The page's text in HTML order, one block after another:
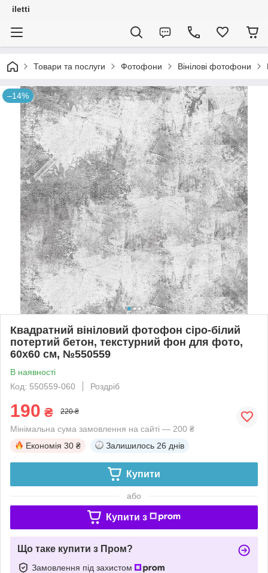
iletti
Товари та послуги Фотофони Вінілові фотофони
–14%
Квадратний вініловий фотофон сіро-білий
потертий бетон, текстурний фон для фото,
60x60 см, №550559
В наявності
Код: 550559-060
Роздріб
190 ₴ 220 ₴
Мінімальна сума замовлення на сайті — 200 ₴
Економія 30 ₴ Залишилось 26 днів
Купити
або
Купити з
Що таке купити з Пром?
Замовлення під захистом